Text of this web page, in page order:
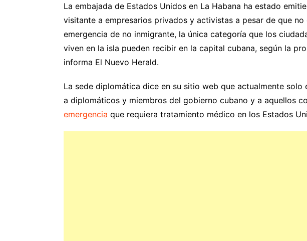
La embajada de Estados Unidos en La Habana ha estado
visitante a empresarios privados y activistas a pesar de que
emergencia de no inmigrante, la única categoría que los
viven en la isla pueden recibir en la capital cubana, según la
informa El Nuevo Herald.
La sede diplomática dice en su sitio web que actualmente
a diplomáticos y miembros del gobierno cubano y a aquellos
emergencia que requiera tratamiento médico en los Estados